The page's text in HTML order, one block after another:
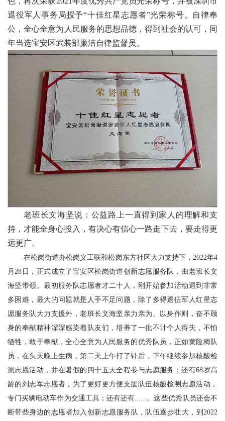
退役军人事务局授予“十佳红星志愿者”光荣称号。自律奉
公，全心全意为人民服务的思想品德，得到社会的认可，同
年当选宝安区武装部廉洁自律监督员。
老班长文海坚说：公益路上一直得到家人的理解和支
持，才能全身心投入，有决心有信心一路走下去，要走得更
远更广。
在松岗街道办松岗义工联和松岗东方社区大力支持下， 2022年4
月28日，正式成立了宝安区松岗街道创新志愿服务队，由老班长文
海坚带领。最初服务队志愿者才二十人，刚开始参加活动遇到非常
多困难，最大的问题就是人手不足问题，除了多得退伍军人红星志
愿服务队大力支援外，老班长文海坚亲力亲为、以身作则，奋不顾
身的奉献精神深深感染着队友们，培养了一批不计个人得失，不怕
牺牲，敢于奉献，全心全意为人民服务的优秀队员，正如黄险梅队
员，在头天晚上生病，第二天上午打了针后，下午继续参加核酸检
测志愿活动，并在暑假的四十五天全程参与志愿服务；还有68岁高
龄的刘志军志愿者，为了更好更方便支援队伍核酸检测志愿活动，
专门买辆电动车作为交通工具；还有还有......。这些优秀队员还会不
断带些身边的志愿者加入创新志愿服务队，队伍逐步壮大，到2022